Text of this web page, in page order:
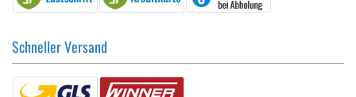
Schneller Versand